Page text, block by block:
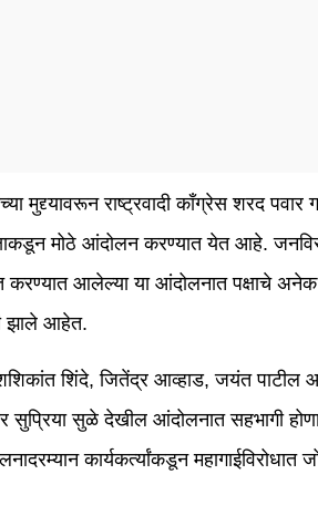
मुद्द्यावरून राष्ट्रवादी काँग्रेस शरद पवार
मोठे आंदोलन करण्यात येत आहे.
करण्यात आलेल्या या आंदोलनात पक्षाचे अनेक
झाले आहेत.
शिंदे, जितेंद्र आव्हाड, जयंत पाटील
सुप्रिया सुळे देखील आंदोलनात सहभागी
कार्यकर्त्यांकडून महागाईविरोधात